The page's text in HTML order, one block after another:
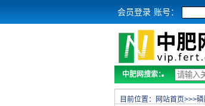
会员登录 账号：
中肥网搜索：
目前位置： 网站首页>>>